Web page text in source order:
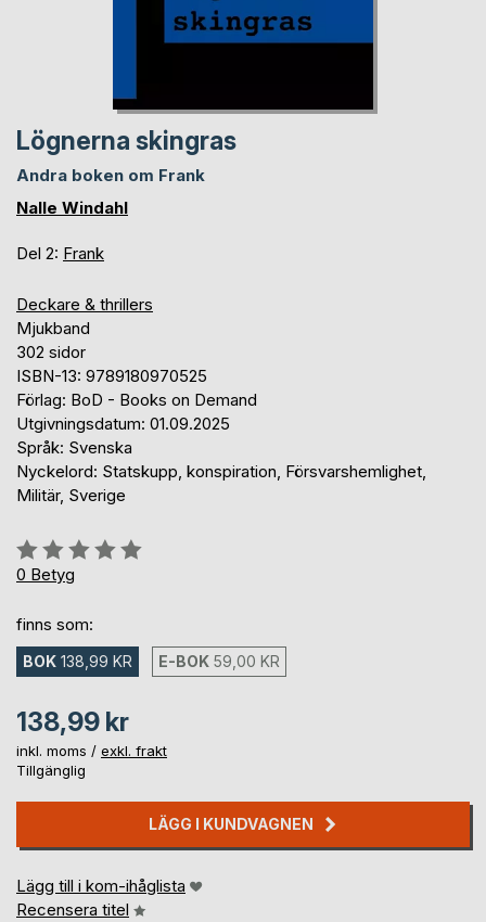
Lögnerna skingras
Andra boken om Frank
Nalle Windahl
Del 2: Frank
Deckare & thrillers
Mjukband
302 sidor
ISBN-13: 9789180970525
Förlag: BoD - Books on Demand
Utgivningsdatum: 01.09.2025
Språk: Svenska
Nyckelord: Statskupp, konspiration, Försvarshemlighet,
Militär, Sverige
Betyg::
0%
0 Betyg
finns som:
BOK 138,99 KR E-BOK 59,00 KR
138,99 kr
inkl. moms / exkl. frakt
Tillgänglig
LÄGG I KUNDVAGNEN
Lägg till i kom-ihåglista
Recensera titel